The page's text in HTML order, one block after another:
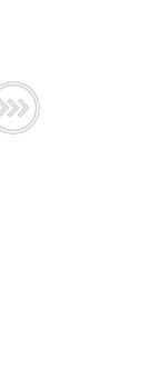
Круг прессованный
GTOOL 2AM (Pro